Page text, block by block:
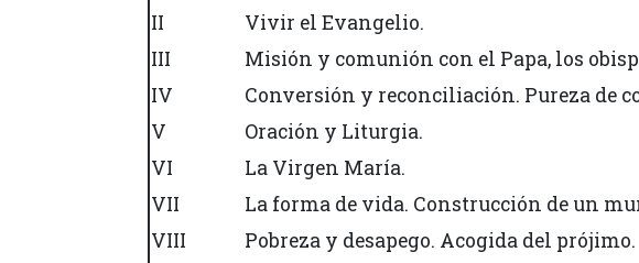
II Vivir el Evangelio.
III
Misión y comunión con el Papa, los
IV
Conversión y reconciliación. Pureza de
V
Oración y Liturgia.
VI
La Virgen María.
VII
La forma de vida. Construcción de un
VIII
Pobreza y desapego. Acogida del prójimo.